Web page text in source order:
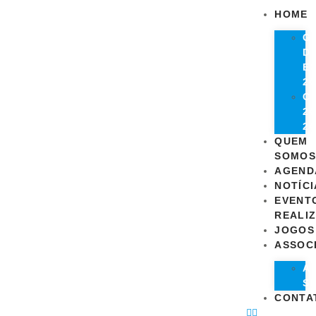
HOME
QUEM
SOMOS
JOGOS